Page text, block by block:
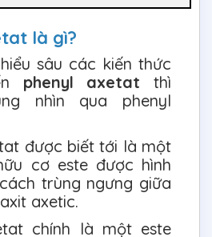
là gì?
sâu các kiến thức
phenyl axetat thì
nhìn qua phenyl
được biết tới là một
cơ este được hình
trùng ngưng giữa
axetic.
chính là một este